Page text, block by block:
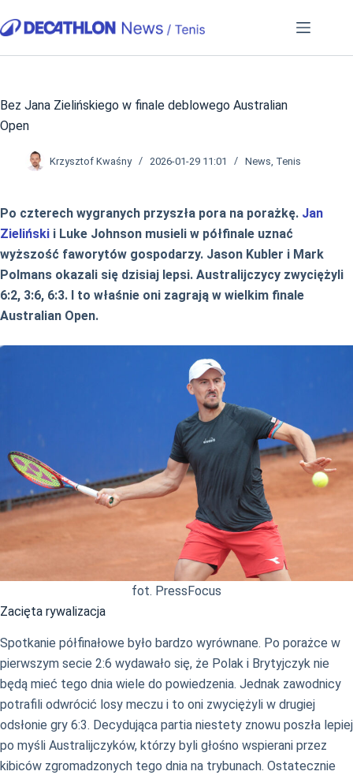
do
Bez Jana Zielińskiego w finale deblowego Australian
Open
Krzysztof Kwaśny 2026-01-29 11:01 News Tenis
Po czterech wygranych przyszła pora na porażkę. Jan
Zieliński i Luke Johnson musieli w półfinale uznać
wyższość faworytów gospodarzy. Jason Kubler i Mark
Polmans okazali się dzisiaj lepsi. Australijczycy zwyciężyli
6:2, 3:6, 6:3. I to właśnie oni zagrają w wielkim finale
Australian Open.
fot. PressFocus
Zacięta rywalizacja
Spotkanie półfinałowe było bardzo wyrównane. Po porażce w
pierwszym secie 2:6 wydawało się, że Polak i Brytyjczyk nie
będą mieć tego dnia wiele do powiedzenia. Jednak zawodnicy
potrafili odwrócić losy meczu i to oni zwyciężyli w drugiej
odsłonie gry 6:3. Decydująca partia niestety znowu poszła lepiej
po myśli Australijczyków, którzy byli głośno wspierani przez
kibiców zgromadzonych tego dnia na trybunach. Ostatecznie